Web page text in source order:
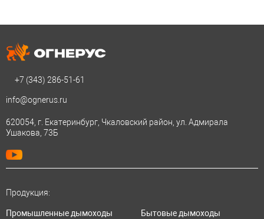
+7 (343) 286-51-61
info@ognerus.ru
620054, г. Екатеринбург, Чкаловский район, ул. Адмирала
Ушакова, 73Б
Продукция:
Промышленные дымоходы
Бытовые дымоходы